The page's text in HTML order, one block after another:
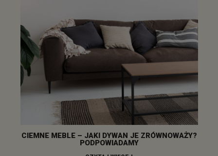
CIEMNE MEBLE – JAKI DYWAN JE ZRÓWNOWAŻY?
PODPOWIADAMY